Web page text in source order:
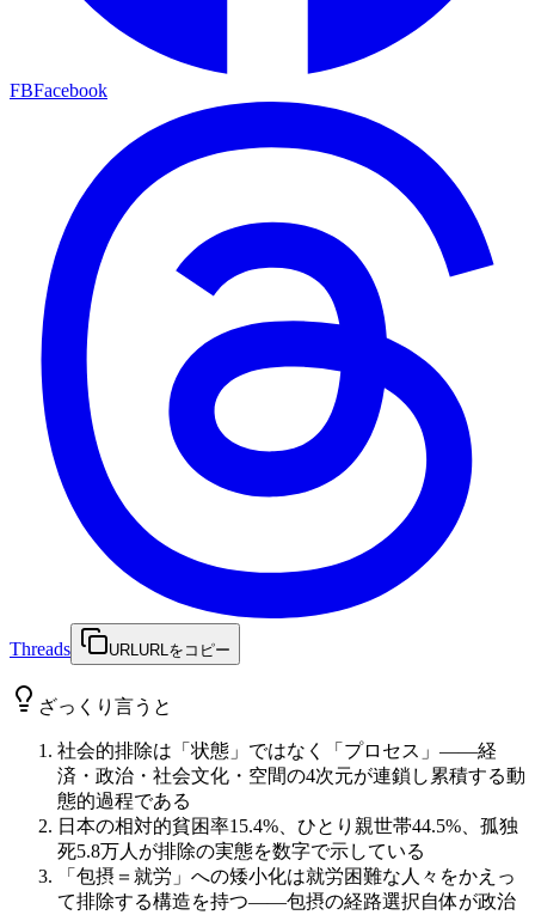
FBFacebook
Threads URLURLをコピー
ざっくり言うと
社会的排除は「状態」ではなく「プロセス」——経
済・政治・社会文化・空間の4次元が連鎖し累積する動
態的過程である
日本の相対的貧困率15.4%、ひとり親世帯44.5%、孤独
死5.8万人が排除の実態を数字で示している
「包摂＝就労」への矮小化は就労困難な人々をかえっ
て排除する構造を持つ——包摂の経路選択自体が政治